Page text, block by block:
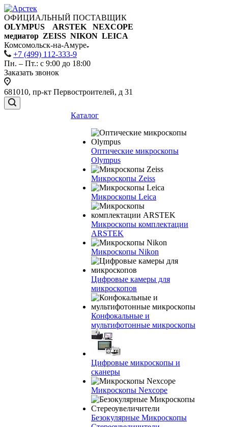
ОФИЦИАЛЬНЫЙ ПОСТАВЩИК
OLYMPUS ARSTEK NEXCOPE
медиатор ZEISS NIKON LEICA
Комсомольск-на-Амуре
+7 (499) 112-333-9
Пн. – Пт.: с 9:00 до 18:00
Заказать звонок
681010, пр-кт Первостроителей, д 31
Каталог
Оптические микроскопы
Olympus
Микроскопы Zeiss
Микроскопы Leica
Микроскопы комплектации
ARSTEK
Микроскопы Nikon
Цифровые камеры для
микроскопов
Конфокальные и
мультифотонные микроскопы
Цифровые микроскопы и
сканеры
Микроскопы Nexcope
Безокулярные Микроскопы